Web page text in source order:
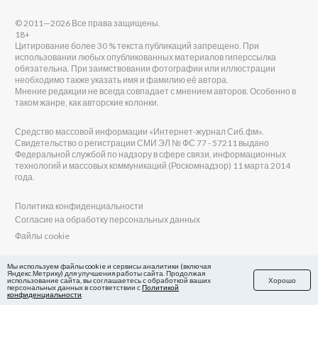
© 2011—2026 Все права защищены.
18+
Цитирование более 30 % текста публикаций запрещено. При
использовании любых опубликованных материалов гиперссылка
обязательна. При заимствовании фотографии или иллюстрации
необходимо также указать имя и фамилию её автора.
Мнение редакции не всегда совпадает с мнением авторов. Особенно в
таком жанре, как авторские колонки.
Средство массовой информации «Интернет-журнал Сиб.фм».
Свидетельство о регистрации СМИ ЭЛ № ФС 77 - 57211 выдано
Федеральной службой по надзору в сфере связи, информационных
технологий и массовых коммуникаций (Роскомнадзор) 11 марта 2014
года.
Политика конфиденциальности
Согласие на обработку персональных данных
Файлы cookie
Главный редактор Сиб.фм
Бобровников Виктор Евгеньевич
Учредитель ООО «Сиб.фм»
E-mail редакции: fm@sib.fm
Мы используем файлы cookie и сервисы аналитики (включая
Яндекс.Метрику) для улучшения работы сайта. Продолжая
использование сайта, вы соглашаетесь с обработкой ваших
персональных данных в соответствии сПолитикой
конфиденциальности
Хорошо